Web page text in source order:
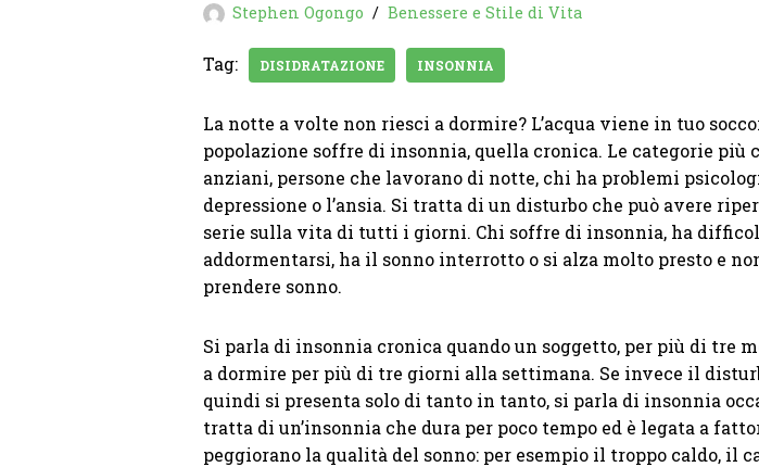
Stephen Ogongo Benessere e Stile di Vita
Tag: DISIDRATAZIONE INSONNIA
La notte a volte non riesci a dormire? L’acqua viene in tuo
popolazione soffre di insonnia, quella cronica. Le categorie più
anziani, persone che lavorano di notte, chi ha problemi
depressione o l’ansia. Si tratta di un disturbo che può avere
serie sulla vita di tutti i giorni. Chi soffre di insonnia, ha
addormentarsi, ha il sonno interrotto o si alza molto presto e
prendere sonno.
Si parla di insonnia cronica quando un soggetto, per più di tre
a dormire per più di tre giorni alla settimana. Se invece il
quindi si presenta solo di tanto in tanto, si parla di insonnia
tratta di un’insonnia che dura per poco tempo ed è legata a
peggiorano la qualità del sonno: per esempio il troppo caldo, il